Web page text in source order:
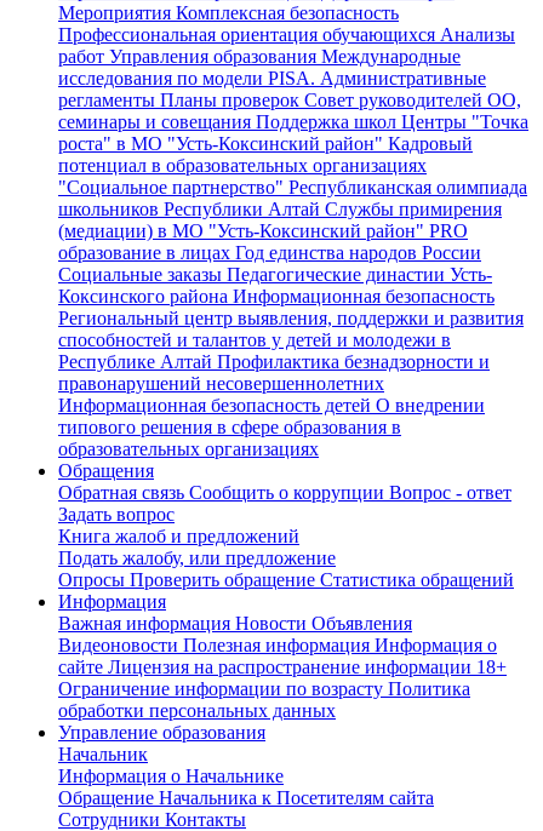
Мероприятия Комплексная безопасность
Профессиональная ориентация обучающихся Анализы
работ Управления образования Международные
исследования по модели PISA. Административные
регламенты Планы проверок Совет руководителей ОО,
семинары и совещания Поддержка школ Центры "Точка
роста" в МО "Усть-Коксинский район" Кадровый
потенциал в образовательных организациях
"Социальное партнерство" Республиканская олимпиада
школьников Республики Алтай Службы примирения
(медиации) в МО "Усть-Коксинский район" PRO
образование в лицах Год единства народов России
Социальные заказы Педагогические династии Усть-
Коксинского района Информационная безопасность
Региональный центр выявления, поддержки и развития
способностей и талантов у детей и молодежи в
Республике Алтай Профилактика безнадзорности и
правонарушений несовершеннолетних
Информационная безопасность детей О внедрении
типового решения в сфере образования в
образовательных организациях
Обращения
Обратная связь Сообщить о коррупции Вопрос - ответ
Задать вопрос
Книга жалоб и предложений
Подать жалобу, или предложение
Опросы Проверить обращение Статистика обращений
Информация
Важная информация Новости Объявления
Видеоновости Полезная информация Информация о
сайте Лицензия на распространение информации 18+
Ограничение информации по возрасту Политика
обработки персональных данных
Управление образования
Начальник
Информация о Начальнике
Обращение Начальника к Посетителям сайта
Сотрудники Контакты